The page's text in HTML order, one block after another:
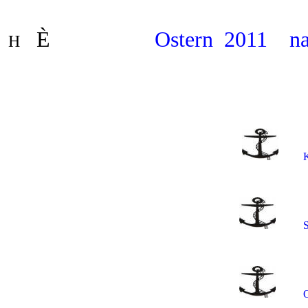
H È Ostern 2011